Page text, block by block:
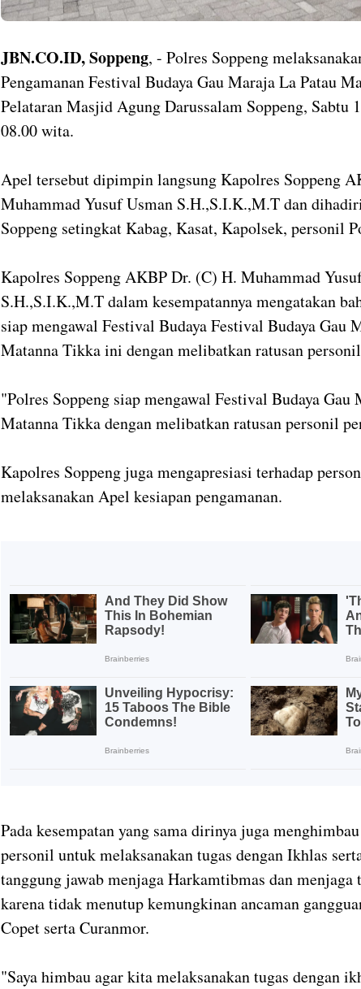
JBN.CO.ID, Soppeng, - Polres Soppeng
Pengamanan Festival Budaya Gau Maraja La Patau
Pelataran Masjid Agung Darussalam Soppeng, Sabtu
08.00 wita.
Apel tersebut dipimpin langsung Kapolres Soppeng
Muhammad Yusuf Usman S.H.,S.I.K.,M.T dan
Soppeng setingkat Kabag, Kasat, Kapolsek, personil
Kapolres Soppeng AKBP Dr. (C) H. Muhammad
S.H.,S.I.K.,M.T dalam kesempatannya mengatakan
siap mengawal Festival Budaya Festival Budaya Gau
Matanna Tikka ini dengan melibatkan ratusan
"Polres Soppeng siap mengawal Festival Budaya Gau
Matanna Tikka dengan melibatkan ratusan personil
Kapolres Soppeng juga mengapresiasi terhadap
melaksanakan Apel kesiapan pengamanan.
Pada kesempatan yang sama dirinya juga
personil untuk melaksanakan tugas dengan Ikhlas
tanggung jawab menjaga Harkamtibmas dan menjaga
karena tidak menutup kemungkinan ancaman
Copet serta Curanmor.
"Saya himbau agar kita melaksanakan tugas dengan